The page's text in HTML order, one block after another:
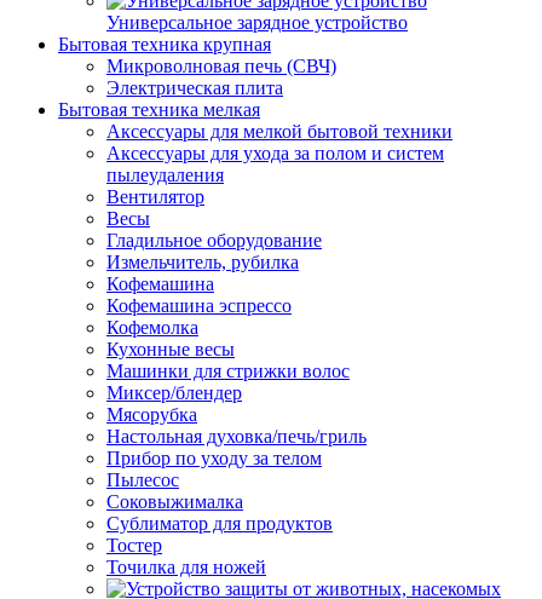
Универсальное зарядное устройство
Бытовая техника крупная
Микроволновая печь (СВЧ)
Электрическая плита
Бытовая техника мелкая
Аксессуары для мелкой бытовой техники
Аксессуары для ухода за полом и систем
пылеудаления
Вентилятор
Весы
Гладильное оборудование
Измельчитель, рубилка
Кофемашина
Кофемашина эспрессо
Кофемолка
Кухонные весы
Машинки для стрижки волос
Миксер/блендер
Мясорубка
Настольная духовка/печь/гриль
Прибор по уходу за телом
Пылесос
Соковыжималка
Сублиматор для продуктов
Тостер
Точилка для ножей